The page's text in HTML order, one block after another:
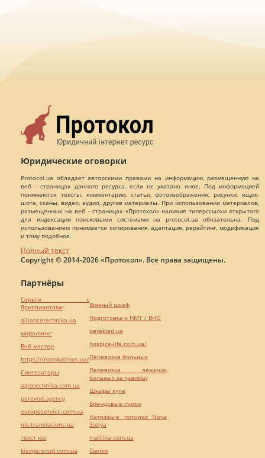
Юридические оговорки
Protocol.ua обладает авторскими правами на информацию, размещенную на
веб - страницах данного ресурса, если не указано иное. Под информацией
понимаются тексты, комментарии, статьи, фотоизображения, рисунки, ящик-
шота, сканы, видео, аудио, другие материалы. При использовании материалов,
размещенных на веб - страницах «Протокол» наличие гиперссылки открытого
для индексации поисковыми системами на protocol.ua обязательна. Под
использованием понимается копирования, адаптация, рерайтинг, модификация
и тому подобное.
Полный текст
Copyright © 2014-2026 «Протокол». Все права защищены.
Партнёры
Серьги с
бриллиантами
alliancetechnika.ua
миралинкс
Веб мастер
https://motokosmos.ua/
Синтезаторы
agrotechnika.com.ua
perevod.agency
europeservice.com.ua
mk-translations.ua
текст юа
kievperevod.com.ua
Винный шкаф
Подготовка к НМТ / ВНО
pereklad.ua
hospice-life.com.ua/
Перевозка больных
Перевозка лежачих
больных за границу
Шкафы купе
Брендовые сумки
Натяжные потолки Nova
Stelya
maltina.com.ua
Cылки